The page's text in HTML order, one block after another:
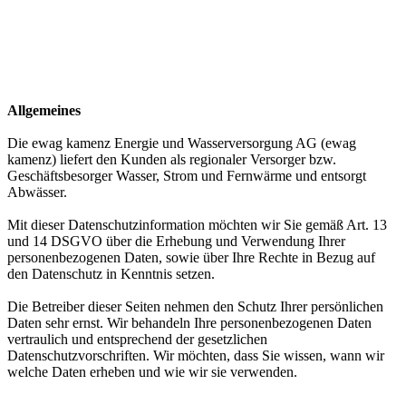
Allgemeines
Die ewag kamenz Energie und Wasserversorgung AG (ewag
kamenz) liefert den Kunden als regionaler Versorger bzw.
Geschäftsbesorger Wasser, Strom und Fernwärme und entsorgt
Abwässer.
Mit dieser Datenschutzinformation möchten wir Sie gemäß Art. 13
und 14 DSGVO über die Erhebung und Verwendung Ihrer
personenbezogenen Daten, sowie über Ihre Rechte in Bezug auf
den Datenschutz in Kenntnis setzen.
Die Betreiber dieser Seiten nehmen den Schutz Ihrer persönlichen
Daten sehr ernst. Wir behandeln Ihre personenbezogenen Daten
vertraulich und entsprechend der gesetzlichen
Datenschutzvorschriften. Wir möchten, dass Sie wissen, wann wir
welche Daten erheben und wie wir sie verwenden.